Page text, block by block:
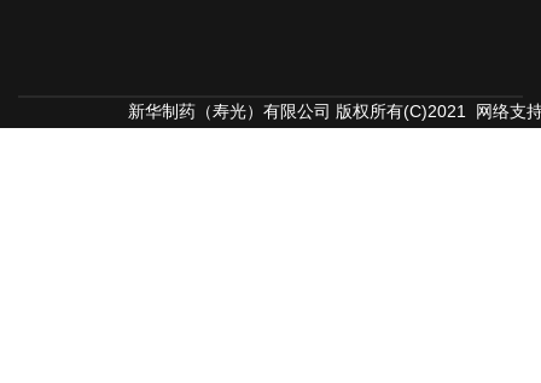
新华制药（寿光）有限公司 版权所有(C)2021 网络支